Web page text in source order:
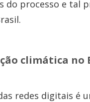
do processo e tal
climática no
redes digitais é